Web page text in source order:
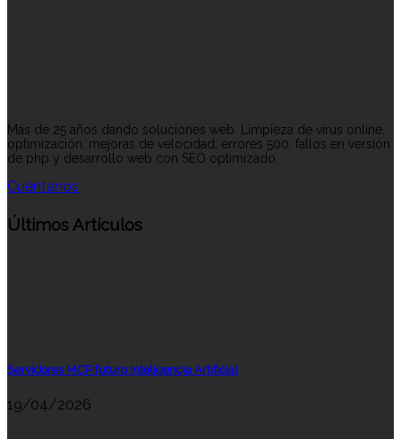
Más de 25 años dando soluciones web. Limpieza de virus online,
optimización, mejoras de velocidad, errores 500, fallos en versión
de php y desarrollo web con SEO optimizado.
Cuéntanos
Últimos Artículos
Servidores MCP futuro Inteligencia Artificial
19/04/2026